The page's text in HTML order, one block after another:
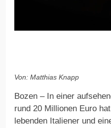
Von: Matthias Knapp
Bozen – In einer
rund 20 Millionen Euro
lebenden Italiener und